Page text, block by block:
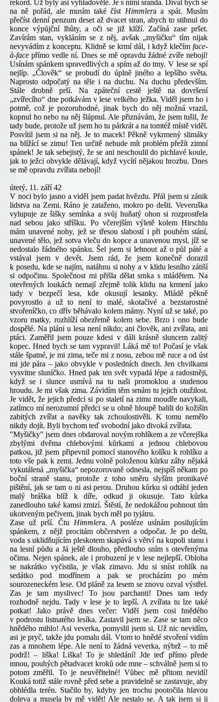
rekord. Už byly asi vyhladovělé. Je s nimi sranda. Díval bych se
na ně pořád, ale musím také číst Himmlera a spát. Musím
přečíst denní penzum deset až dvacet stran, abych to stihnul do
konce výpůjční lhůty, a oči se již klíží. Začíná zase pršet.
Zavírám stan, vykláním se z něj, avšak „myšičku“ tím nijak
nevyvádím z konceptu. Klidně se krmí dál, i když klečím face-
à-face přímo vedle ní. Dnes se mě opravdu žádné zvíře nebojí!
Usínám spánkem spravedlivých a spím až do tmy. V lese se spí
nejlíp. „Člověk“ se probudí do úplně jiného a lepšího světa.
Naprosto odpočatý na těle i na duchu. Na duchu především.
Stále drobně prší. Na zpáteční cestě ještě na dovršení
„zvířecího“ dne potkávám v lese velkého ježka. Viděl jsem ho i
potmě, což je pozoruhodné, jinak bych do něj možná vrazil,
kopnul ho nebo na něj šlápnul. Ale přiznávám, že jsem tušil, že
tady bude, protože už jsem ho tu párkrát a na tomtéž místě viděl.
Posvítil jsem si na něj. Je to macek! Pěkně vykrmený slimáky
na blížící se zimu! Ten určitě nebude mít problém přežít zimní
spánek! Je tak sebejistý, že se ani neschoulil do pichlavé koule,
jak to ježci obvykle dělávají, když vycítí nějakou hrozbu. Dnes
se mě opravdu zvířata nebojí!
úterý, 11. září 42
V noci bylo jasno a viděl jsem padat hvězdu. Přál jsem si zánik
lidstva na Zemi. Ráno je zataženo, mokro po dešti. Veveruška
vylupuje ze šišky semínka a svůj huňatý ohon si rozprostřela
nad sebou jako stříšku. Po včerejším výletě kolem Hirschlu
mám unavené nohy, jež se třesou slabostí i při pouhém stání,
unavené tělo, jež sotva vleču do kopce a unavenou mysl, jíž se
nedostalo řádného spánku. Šel jsem si lehnout až o půl páté a
vstával jsem v devět. Jsem rád, že jsem konečně dorazil
k posedu, kde se najím, natáhnu si nohy a v klidu lesního zátiší
si odpočinu. Společnost mi přišla dělat srnka s mládětem. Na
otevřených loukách nemají zřejmě tolik klidu na krmení jako
tady v bezpečí lesa, kde okusují lesanky. Mládě pěkně
povyrostlo a už to není to malé, skotačivé a bezstarostné
stvořeníčko, co dřív běhávalo kolem mámy. Nyní už se také, po
vzoru matky, rozhlíží obezřetně kolem sebe. Brzo i ono bude
dospělé. Na pláni u lesa není nikdo; ani člověk, ani zvířata, ani
ptáci. Zaměřil jsem pouze kdesi v dáli krásně sluncem zalitý
kopec. Hned bych se tam vypravil! Láká mě to! Počasí je však
stále špatné, je mi zima, teče mi z nosu, zebou mě ruce a od úst
mi jde pára – jako obvykle v posledních dnech. Jen chvilkami
vysvitne sluníčko. Hned pak ten svět vypadá lépe a radostněji,
když se i slunce usmívá na tu naši promoklou a studenou
hroudu. Je mi však zima. Závidím těm srnám tu jejich otužilost.
Je vidět, že jejich předci si po staletí na zimu moudře navykali,
zatímco mí nerozumní předci se u ohně hloupě balili do kožišin
zabitých zvířat a navěky tak zchoulostivěli. K tomu nemělo
nikdy dojít. Byli bychom teď svobodní jako divoká zvířata.
"Myšičky" jsem dnes obdaroval novým rohlíkem a ze včerejška
zbylými dvěma chlebovými kůrkami a jednou chlebovou
patkou, již jsem připevnil pomocí stanového kolíku k rohlíku a
toto vše pak k zemi. Jednu volně položenou kůrku záhy nějaká
vykutálená „myšička“ nepozorovaně odnesla, nejspíš někam po
boční straně stanu, protože z toho směru slyším pronikavé
pištění, jak se tam o ni asi perou. Druhou kůrku si odtáhl jeden
malý bráška blíž k díře, odkud ji okusuje. Tato kůrka
zanedlouho také kamsi zmizí. Štěstí, že nedokážou pohnout tím
ukotveným pečivem, jinak bych měl po tyjátru.
Zase už prší. Čtu Himmlera. A posléze usínám posilujícím
spánkem, z nějž procitám občerstven a odpočat. Je po dešti,
voda s uklidňujícím pleskotem skapává s větví na kupoli stanu i
na lesní půdu a Já ještě dlouho, předlouho sním s otevřenýma
očima. Nejen spánek, ale i probuzení je v lese nejlepší. Obloha
se nakrátko vyčistila, je však zimavo. Jdu si sníst rohlík na
sedátko pod modřínem a pak se procházím po mém
sourozeneckém lese. Od pláně za lesem se znovu ozval výstřel.
Zas je tam myslivec! To jsou parchanti! Dnes tam tedy
rozhodně nejdu. Tady v lese je to lepší. A zvířata tu lze také
potkat! Jako právě dnes večer: Viděl jsem cosi hnědého
v podrostu listnatého lesíka. Zastavil jsem se. Zase se tam něco
hnědého mihlo! Asi veverka, pomyslil jsem si. Už nic nevidím,
asi je pryč, takže jdu pomalu dál. Vtom to hnědé stvoření vidím
zas a mnohem lépe. Ale není to žádná veverka, nýbrž – to mě
podrž! – liška! Liška! To je shledání! Jde teď přímo přede
mnou, pouhých pětadvacet kroků ode mne – schválně jsem si to
potom změřil. To je neuvěřitelné! Vůbec mě přitom nevidí!
Kouká totiž stále rovně před sebe a pravidelně se zastavuje, aby
obhlédla terén. Stačilo by, kdyby jen trochu pootočila hlavou
doleva a musela by mě vidět! Ale nestalo se. A tak jsem si ji